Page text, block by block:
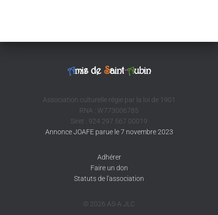
Amis de Saint-Aubin
Association culturelle régie par la loi de 1901
RNA : W773006785
Siret : 924 297 567 00019
Annonce JOAFE parue le 7 novembre 2023
Adhérer
Faire un don
Statuts de l'association
© 2026 AS-A JLC